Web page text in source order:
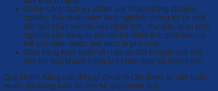
Chính sách dịch vụ, chăm sóc khách hàng chuyên
nghiệp: Với nhiều năm kinh nghiệm chúng tôi có một
đội ngũ nhân viên tư vấn nhiệt tình, chu đáo, giàu kinh
nghiệm sẵn sàng tư vấn hỗ trợ nhiệt tình giúp bạn có
thể lựa chọn được loại mực in phù hợp.
Giao hàng toàn quốc với các ưu đãi khuyến mãi độc
đáo khi quý khách hàng lựa chọn mua số lượng lớn.
Quý khách hàng còn điều gì chưa rõ cần được tư vấn hoặc
muốn đặt hàng luôn thì liên hệ giúp mình qua